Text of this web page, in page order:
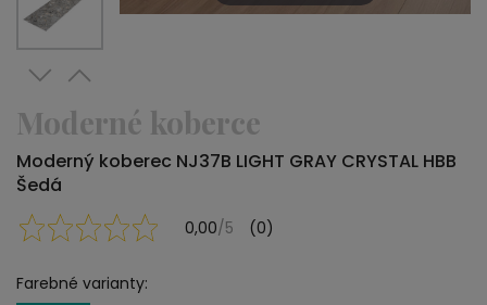
Moderné koberce
Moderný koberec NJ37B LIGHT GRAY CRYSTAL HBB
Šedá
0,00/5 (0)
Farebné varianty: